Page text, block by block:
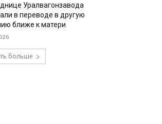
Уралвагонзавода
в переводе в другую
ближе к матери
больше